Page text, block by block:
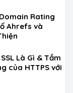
Rating
Ahrefs và
Là Gì & Tầm
của HTTPS với